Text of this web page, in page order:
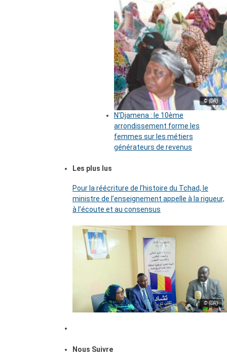
© (DR)
N’Djamena : le 10ème
arrondissement forme les
femmes sur les métiers
générateurs de revenus
Les plus lus
Pour la réécriture de l’histoire du Tchad, le
ministre de l’enseignement appelle à la rigueur,
à l’écoute et au consensus
© (DR)
Nous Suivre